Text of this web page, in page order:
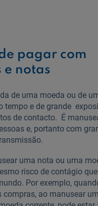
pagar com
e notas
de uma moeda ou de
tempo e de grande
de contacto. É
e, portanto com
uma nota ou uma
risco de contágio
Por exemplo,
compras, ao manusear